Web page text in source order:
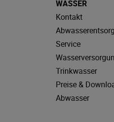
WASSER
Kontakt
Service
Trinkwasser
Preise &
Abwasser